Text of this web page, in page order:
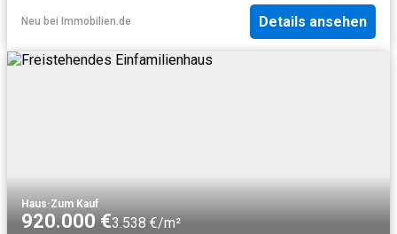
Neu bei Immobilien.de Details ansehen
Haus·Zum Kauf
920.000 €3.538 €/m²